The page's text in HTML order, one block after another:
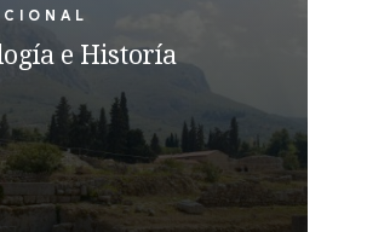
e Historía